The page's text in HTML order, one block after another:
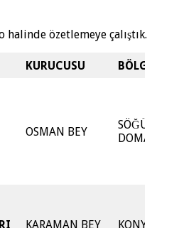
özetlemeye çalıştık.
KURUCUSU BÖLGESİ
OSMAN BEY
SÖĞÜT VE
DOMANİÇ
KARAMAN BEY KONYA